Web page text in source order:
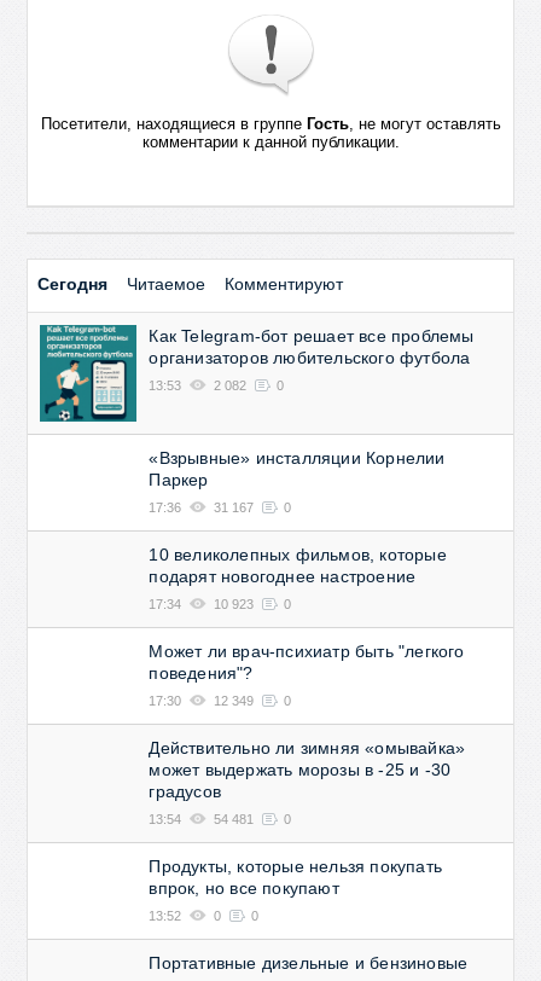
Посетители, находящиеся в группе Гость, не могут оставлять
комментарии к данной публикации.
Сегодня Читаемое Комментируют
Как Telegram-бот решает все проблемы
организаторов любительского футбола
13:53 2 082 0
«Взрывные» инсталляции Корнелии
Паркер
17:36 31 167 0
10 великолепных фильмов, которые
подарят новогоднее настроение
17:34 10 923 0
Может ли врач-психиатр быть "легкого
поведения"?
17:30 12 349 0
Действительно ли зимняя «омывайка»
может выдержать морозы в -25 и -30
градусов
13:54 54 481 0
Продукты, которые нельзя покупать
впрок, но все покупают
13:52 0 0
Портативные дизельные и бензиновые